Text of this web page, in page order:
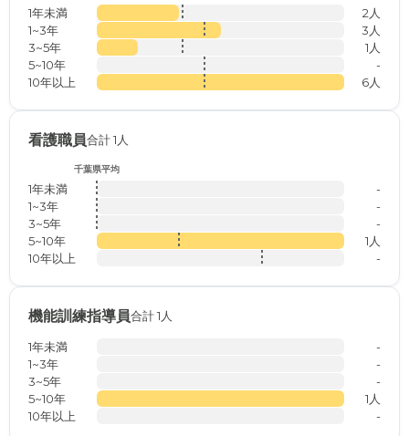
1年未満
2人
1~3年
3人
3~5年
1人
5~10年
-
10年以上
6人
看護職員合計 1人
千葉県平均
1年未満
-
1~3年
-
3~5年
-
5~10年
1人
10年以上
-
機能訓練指導員合計 1人
1年未満
-
1~3年
-
3~5年
-
5~10年
1人
10年以上
-